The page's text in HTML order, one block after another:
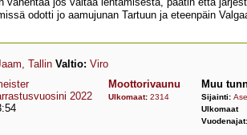
odotti jo aamujunan Tartuun ja eteenpäin
Tallin Valtio: Viro
2022
Moottorivaunu
Ulkomaat: 2314
Muu
Sijainti:
Ulkomaat